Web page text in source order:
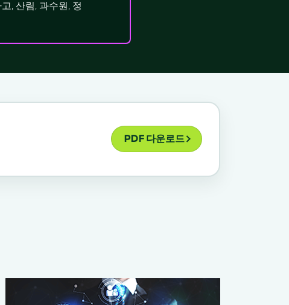
, 산림, 과수원, 정
PDF 다운로드